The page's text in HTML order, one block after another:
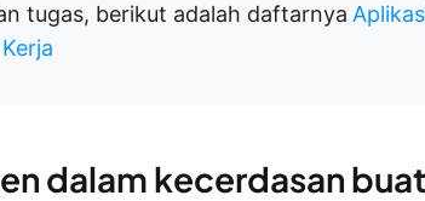
tugas, berikut adalah daftarnya
dalam kecerdasan